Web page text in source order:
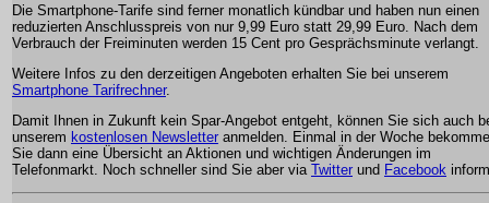
Die Smartphone-Tarife sind ferner monatlich kündbar und haben nun einen
reduzierten Anschlusspreis von nur 9,99 Euro statt 29,99 Euro. Nach dem
Verbrauch der Freiminuten werden 15 Cent pro Gesprächsminute verlangt.
Weitere Infos zu den derzeitigen Angeboten erhalten Sie bei unserem
Smartphone Tarifrechner.
Damit Ihnen in Zukunft kein Spar-Angebot entgeht, können Sie sich auch
unserem kostenlosen Newsletter anmelden. Einmal in der Woche
Sie dann eine Übersicht an Aktionen und wichtigen Änderungen im
Telefonmarkt. Noch schneller sind Sie aber via Twitter und Facebook